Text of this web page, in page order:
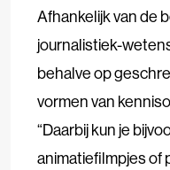
Afhankelijk van de
journalistiek-
behalve op
vormen van
“Daarbij kun je
animatiefilmpjes of